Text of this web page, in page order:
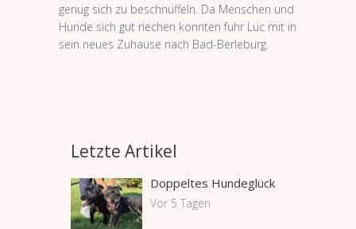
genug sich zu beschnüffeln. Da Menschen und
Hunde sich gut riechen konnten fuhr Luc mit in
sein neues Zuhause nach Bad-Berleburg.
Letzte Artikel
Doppeltes Hundeglück
Vor 5 Tagen